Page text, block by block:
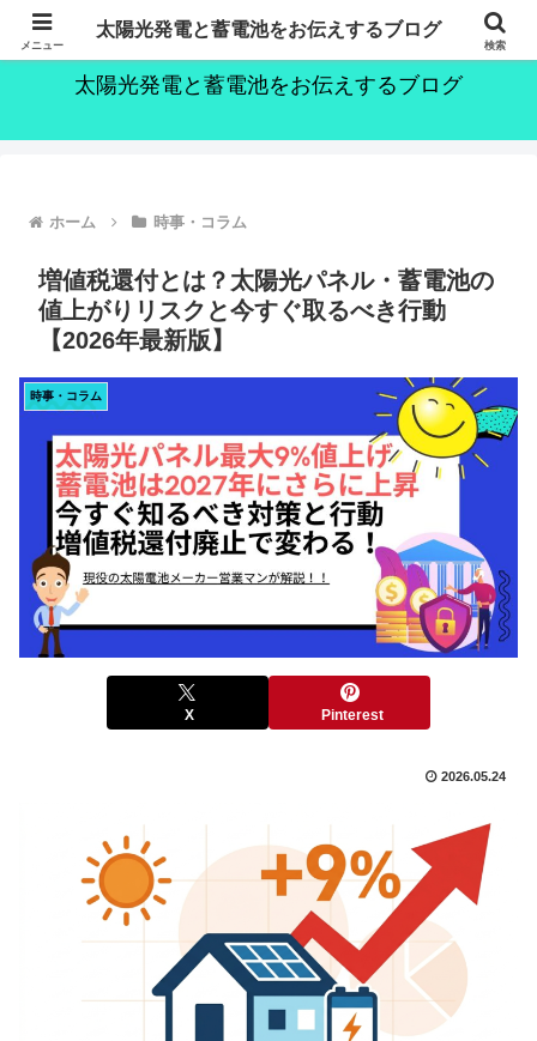
～持続可能な社会の実現のために～
太陽光発電と蓄電池をお伝えするブログ
ホーム 時事・コラム
増値税還付とは？太陽光パネル・蓄電池の
値上がりリスクと今すぐ取るべき行動
【2026年最新版】
時事・コラム
X Pinterest
2026.05.24
メニュー
太陽光発電と蓄電池をお伝えするブログ
検索